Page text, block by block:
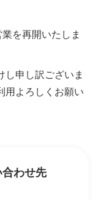
を再開いたしま
し申し訳ございま
用よろしくお願い
わせ先